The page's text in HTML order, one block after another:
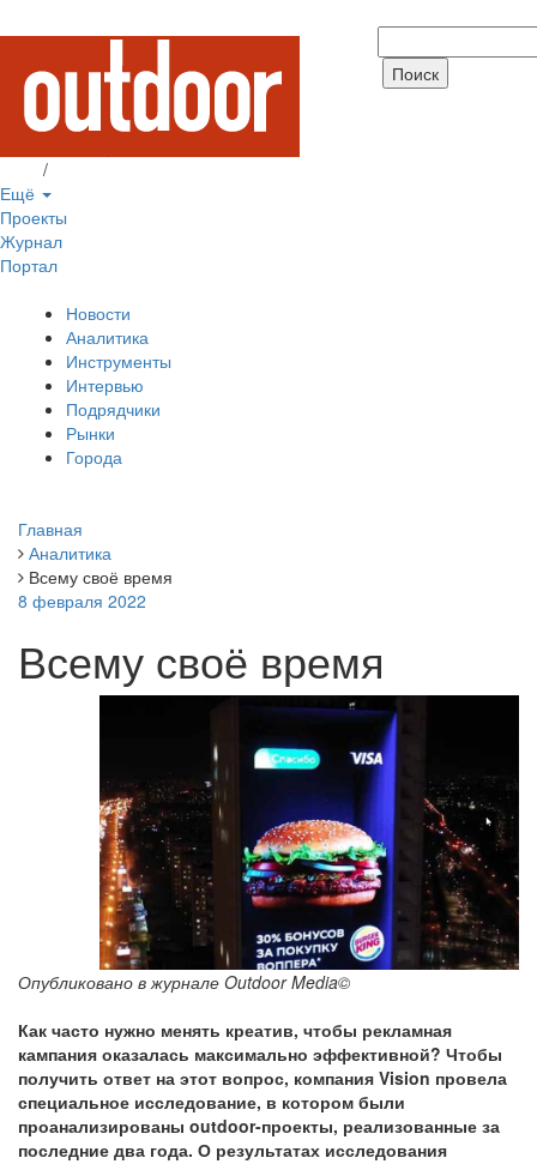
/
Ещё
Проекты
Журнал
Портал
Новости
Аналитика
Инструменты
Интервью
Подрядчики
Рынки
Города
Главная
Аналитика
Всему своё время
8 февраля 2022
Всему своё время
Опубликовано в журнале Outdoor Media©
Как часто нужно менять креатив, чтобы рекламная
кампания оказалась максимально эффективной? Чтобы
получить ответ на этот вопрос, компания Vision провела
специальное исследование, в котором были
проанализированы outdoor-проекты, реализованные за
последние два года. О результатах исследования